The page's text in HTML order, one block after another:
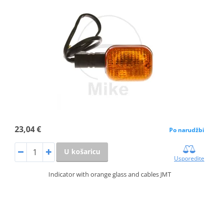
23,04 € Po narudžbi
U košaricu
Usporedite
Indicator with orange glass and cables JMT